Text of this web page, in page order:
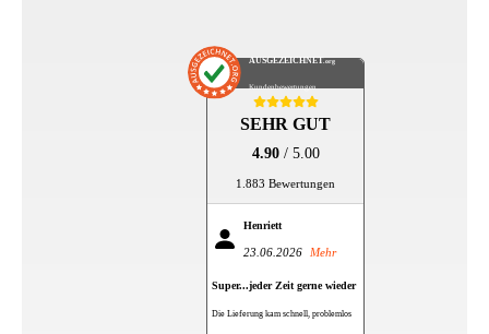
AUSGEZEICHNET .org
Kundenbewertungen
SEHR GUT
4.90 / 5.00
1.883 Bewertungen
Henriett
23.06.2026 Mehr
Super...jeder Zeit gerne wieder
Die Lieferung kam schnell, problemlos